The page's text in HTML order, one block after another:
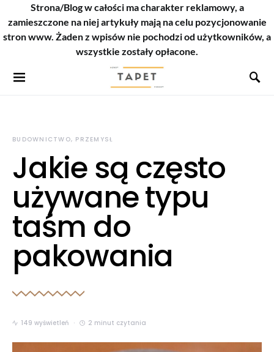
Strona/Blog w całości ma charakter reklamowy, a
zamieszczone na niej artykuły mają na celu pozycjonowanie
stron www. Żaden z wpisów nie pochodzi od użytkowników, a
wszystkie zostały opłacone.
BUDOWNICTWO, PRZEMYSŁ
Jakie są często
używane typu
taśm do
pakowania
149 wyświetleń 2 minut czytania